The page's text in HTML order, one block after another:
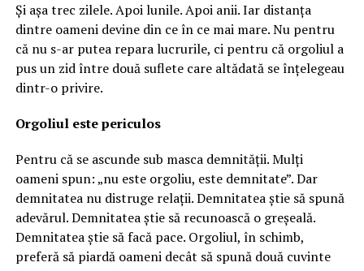
Și așa trec zilele. Apoi lunile. Apoi anii. Iar distanța
dintre oameni devine din ce în ce mai mare. Nu pentru
că nu s-ar putea repara lucrurile, ci pentru că orgoliul a
pus un zid între două suflete care altădată se înțelegeau
dintr-o privire.
Orgoliul este periculos
Pentru că se ascunde sub masca demnității. Mulți
oameni spun: „nu este orgoliu, este demnitate”. Dar
demnitatea nu distruge relații. Demnitatea știe să spună
adevărul. Demnitatea știe să recunoască o greșeală.
Demnitatea știe să facă pace. Orgoliul, în schimb,
preferă să piardă oameni decât să spună două cuvinte